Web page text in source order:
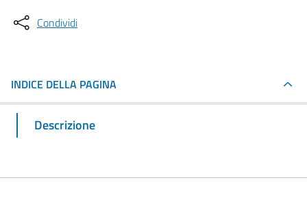
Condividi
INDICE DELLA PAGINA
Descrizione